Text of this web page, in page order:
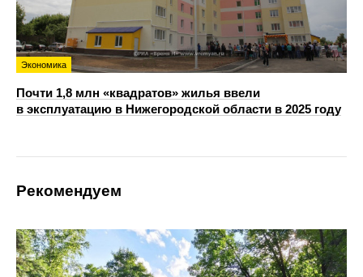
Экономика
Почти 1,8 млн «квадратов» жилья ввели
в эксплуатацию в Нижегородской области в 2025 году
Рекомендуем